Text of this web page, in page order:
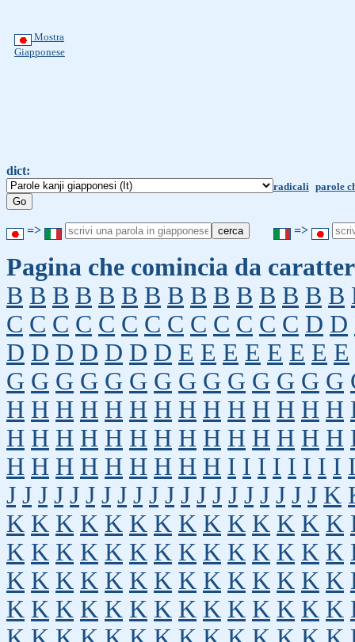
Mostra
Giapponese
dict:
radicali parole
=> =>
Pagina che comincia da
B B B B B B B B B B B B B B B
C C C C C C C C C C C C C D D
D D D D D D D E E E E E E E E
G G G G G G G G G G G G G G
H H H H H H H H H H H H H H
H H H H H H H H H H H H H H
H H H H H H H H H I I I I I I I I
J J J J J J J J J J J J J J J J J J J J K
K K K K K K K K K K K K K K
K K K K K K K K K K K K K K
K K K K K K K K K K K K K K
K K K K K K K K K K K K K K